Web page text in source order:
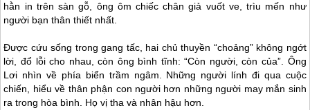
hằn in trên sàn gỗ, ông ôm chiếc chân giả vuốt ve, trìu mến như
người bạn thân thiết nhất.
Được cứu sống trong gang tấc, hai chủ thuyền “choảng” không ngớt
lời, đổ lỗi cho nhau, còn ông bình tĩnh: “Còn người, còn của”. Ông
Lơi nhìn về phía biển trầm ngâm. Những người lính đi qua cuộc
chiến, hiểu về thân phận con người hơn những người may mắn sinh
ra trong hòa bình. Họ vị tha và nhân hậu hơn.